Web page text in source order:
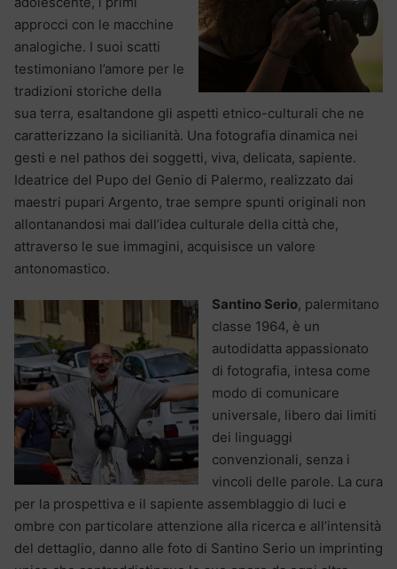
approcci con le macchine
analogiche. I suoi scatti
testimoniano l’amore per le
tradizioni storiche della
sua terra, esaltandone gli aspetti etnico-culturali che ne
caratterizzano la sicilianità. Una fotografia dinamica nei
gesti e nel pathos dei soggetti, viva, delicata, sapiente.
Ideatrice del Pupo del Genio di Palermo, realizzato dai
maestri pupari Argento, trae sempre spunti originali non
allontanandosi mai dall’idea culturale della città che,
attraverso le sue immagini, acquisisce un valore
antonomastico.
Santino Serio, palermitano
classe 1964, è un
autodidatta appassionato
di fotografia, intesa come
modo di comunicare
universale, libero dai limiti
dei linguaggi
convenzionali, senza i
vincoli delle parole. La cura
per la prospettiva e il sapiente assemblaggio di luci e
ombre con particolare attenzione alla ricerca e all’intensità
del dettaglio, danno alle foto di Santino Serio un imprinting